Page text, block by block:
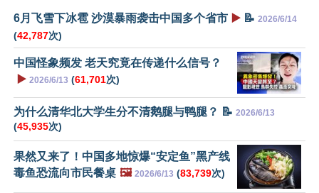
6月飞雪下冰雹 沙漠暴雨袭击中国多个省市 ▶️ 📝 2026/6/14
(42,787次)
中国怪象频发 老天究竟在传递什么信号？
▶️ 2026/6/13 (61,701次)
为什么清华北大学生分不清鹅腿与鸭腿？ 📝 2026/6/13
(45,935次)
果然又来了！中国多地惊爆“安定鱼”黑产线
毒鱼恐流向市民餐桌 🖼️ 2026/6/13 (83,739次)